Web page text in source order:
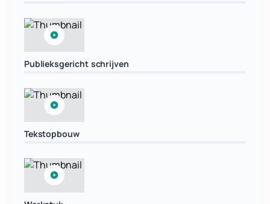
Publieksgericht schrijven
Tekstopbouw